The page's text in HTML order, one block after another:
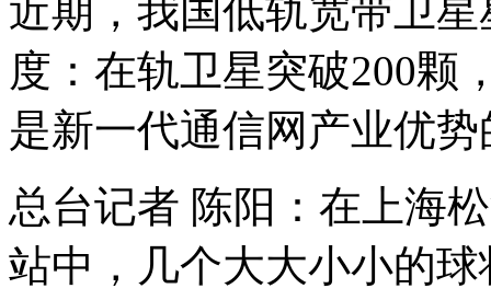
近期，我国低轨宽带卫
度：在轨卫星突破200颗
是新一代通信网产业优
总台记者 陈阳：在上海
站中，几个大大小小的